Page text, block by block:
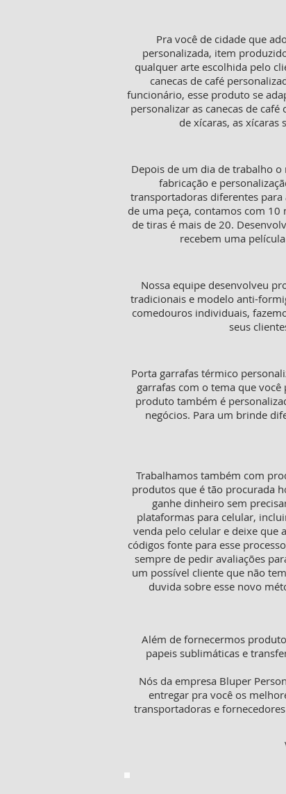
Pra você de cidade que
personalizada, item
qualquer arte escolhida pelo
canecas de café
funcionário, esse produto se
personalizar as canecas de
de xícaras, as
Depois de um dia de trabalho
fabricação e
transportadoras diferentes
de uma peça, contamos com
de tiras é mais de 20.
recebem uma
Nossa equipe desenvolveu
tradicionais e modelo anti-
comedouros individuais,
seus
Porta garrafas térmico
garrafas com o tema que
produto também é
negócios. Para um brinde
Trabalhamos também com
produtos que é tão procurada
ganhe dinheiro sem
plataformas para celular,
venda pelo celular e deixe que
códigos fonte para esse
sempre de pedir avaliações
um possível cliente que não
duvida sobre esse novo
Além de fornecermos
papeis sublimáticas e
Nós da empresa Bluper
entregar pra você os
transportadoras e